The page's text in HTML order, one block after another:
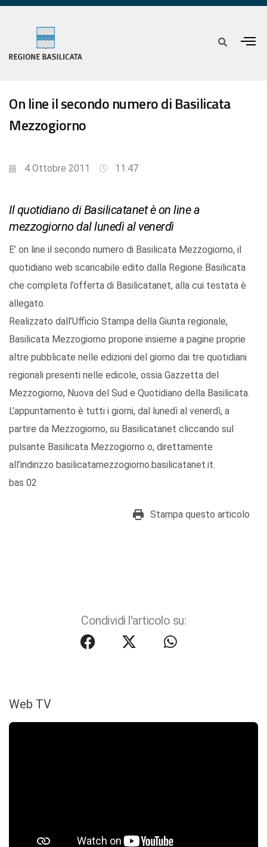
On line il secondo numero di Basilicata
Mezzogiorno
4 Ottobre 2011 11:47
Il quotidiano di Basilicatanet è on line a
mezzogiorno dal lunedì al venerdì
E’ on line il secondo numero di Basilicata Mezzogiorno, il
quotidiano web scaricabile edito dalla Regione Basilicata
che completa l’offerta di Basilicatanet, alla cui testata è
allegato.
Realizzato dall’Ufficio Stampa della Giunta regionale,
Basilicata Mezzogiorno propone insieme a pagine proprie
altre pubblicate nelle edizioni del giorno dai tre quotidiani
regionali presenti nelle edicole, ossia Gazzetta del
Mezzogiorno, Nuova del Sud e Quotidiano della Basilicata.
L’appuntamento è tutti i giorni, dal lunedì al venerdì, a
partire da Mezzogiorno, su Basilicatanet cliccando sul
pulsante Basilicata Mezzogiorno o, direttamente
all’indirizzo basilicatamezzogiorno.basilicatanet.it.
bas 02
Stampa questo articolo
Condividi l'articolo su:
Web TV